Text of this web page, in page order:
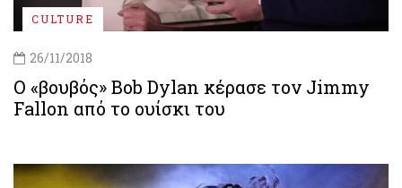
CULTURE
26/11/2018
Ο «βουβός» Bob Dylan κέρασε τον Jimmy
Fallon από το ουίσκι του